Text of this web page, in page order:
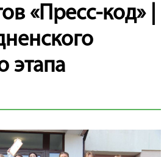
«Пресс-код» |
этапа